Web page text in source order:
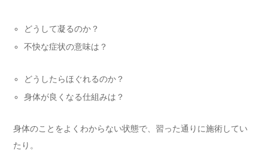
どうして凝るのか？
不快な症状の意味は？
どうしたらほぐれるのか？
身体が良くなる仕組みは？
身体のことをよくわからない状態で、習った通りに施術してい
たり。